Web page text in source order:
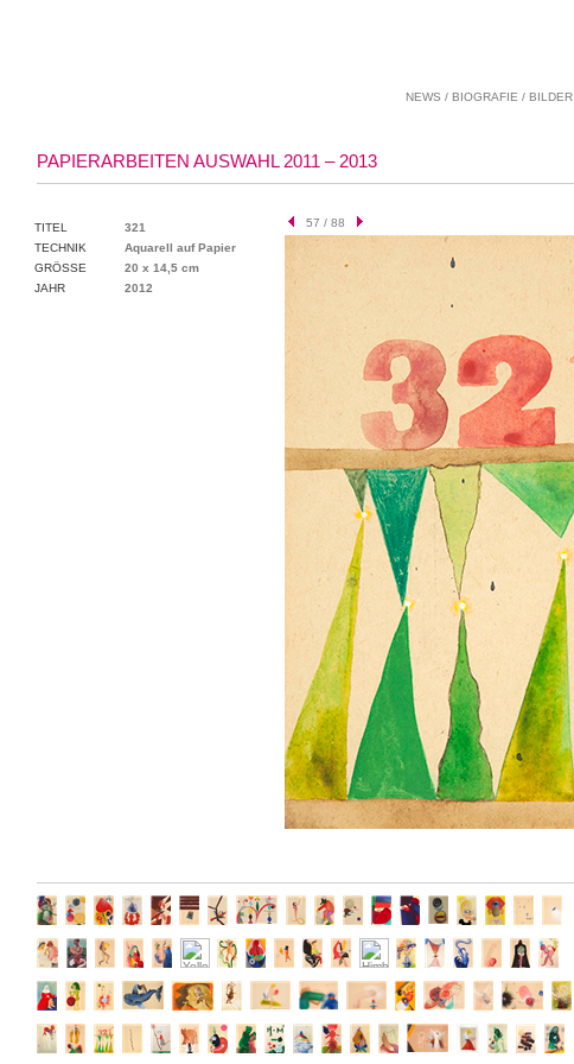
NEWS / BIOGRAFIE / BILDER
PAPIERARBEITEN AUSWAHL 2011 – 2013
TITEL
321
TECHNIK
Aquarell auf Papier
GRÖSSE
20 x 14,5 cm
JAHR
2012
57 / 88